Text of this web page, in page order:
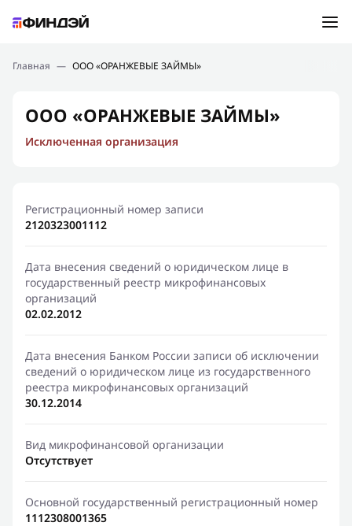
Подбор займа
Новости
Финансовое просвещение
Главная — ООО «ОРАНЖЕВЫЕ ЗАЙМЫ»
ООО «ОРАНЖЕВЫЕ ЗАЙМЫ»
Исключенная организация
Регистрационный номер записи
2120323001112
Дата внесения сведений о юридическом лице в
государственный реестр микрофинансовых
организаций
02.02.2012
Дата внесения Банком России записи об исключении
сведений о юридическом лице из государственного
реестра микрофинансовых организаций
30.12.2014
Вид микрофинансовой организации
Отсутствует
Основной государственный регистрационный номер
1112308001365
Ошибка:Контактная форма не найдена.
Спасибо, что написали нам
Мы свяжемся с Вами в ближайшее время и сообщим
результат
Отправить новый запрос